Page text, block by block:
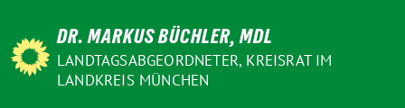
zum
Inhalt
DR. MARKUS BÜCHLER, MDL
LANDTAGSABGEORDNETER, KREISRAT IM
LANDKREIS MÜNCHEN